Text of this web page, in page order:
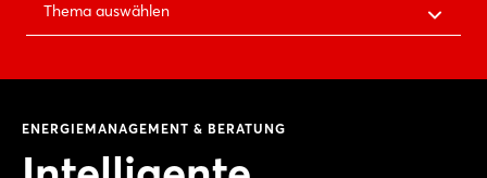
Thema auswählen
ENERGIEMANAGEMENT & BERATUNG